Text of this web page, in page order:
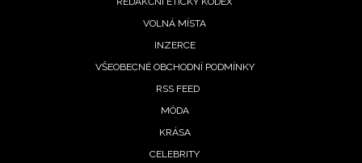
VOLNÁ MÍSTA
INZERCE
VŠEOBECNÉ OBCHODNÍ PODMÍNKY
RSS FEED
MÓDA
KRÁSA
CELEBRITY